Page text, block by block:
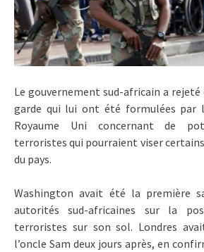
Le gouvernement sud-africain a rejeté
garde qui lui ont été formulées par
Royaume Uni concernant de
terroristes qui pourraient viser
du pays.
Washington avait été la première
autorités sud-africaines sur la
terroristes sur son sol. Londres
l’oncle Sam deux jours après, en